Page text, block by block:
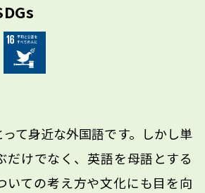
て身近な外国語です。しかし単
だけでなく、英語を母語とする
いての考え方や文化にも目を向